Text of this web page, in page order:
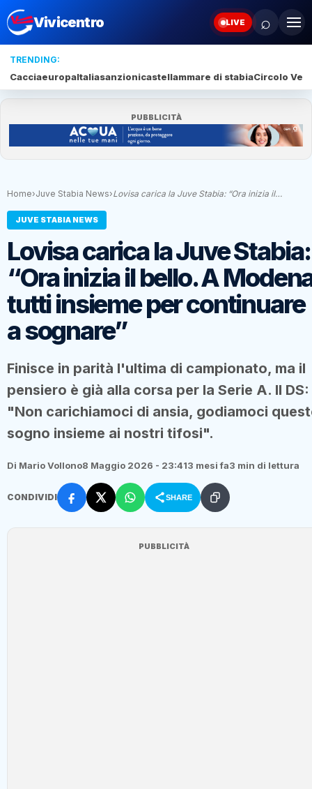
Vivicentro LIVE ⌕
TRENDING:
CacciaeuropaItaliasanzionicastellammare di stabiaCircolo
PUBBLICITÀ
Home›Juve Stabia News›Lovisa carica la Juve Stabia: “Ora inizia il…
JUVE STABIA NEWS
Lovisa carica la Juve Stabia:
“Ora inizia il bello. A
tutti insieme per continuare
a sognare”
Finisce in parità l'ultima di campionato, ma il
pensiero è già alla corsa per la Serie A. Il DS:
"Non carichiamoci di ansia, godiamoci
sogno insieme ai nostri tifosi".
Di Mario Vollono8 Maggio 2026 - 23:413 mesi fa3 min di lettura
CONDIVIDI SHARE
PUBBLICITÀ